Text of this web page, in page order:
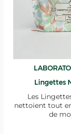
Lingettes
Les
nettoient tout
de